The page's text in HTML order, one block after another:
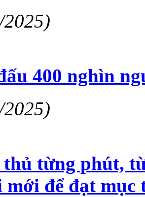
400 nghìn
từng phút,
mới để đạt